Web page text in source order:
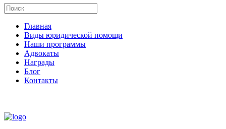
Главная
Виды юридической помощи
Наши программы
Адвокаты
Награды
Блог
Контакты